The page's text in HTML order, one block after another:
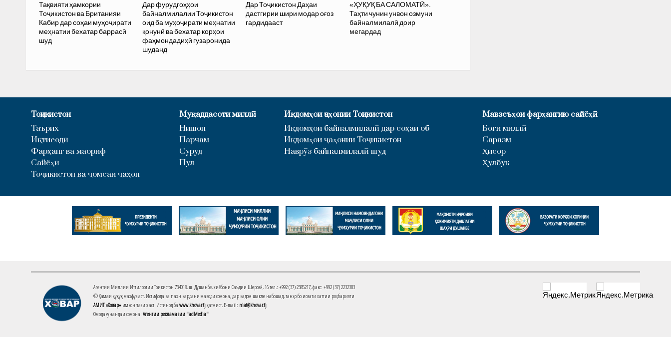
Тақвияти ҳамкории
Тоҷикистон ва Британияи
Кабир дар соҳаи муҳоҷирати
меҳнатии бехатар баррасӣ
шуд
Дар фурудгоҳҳои
байналмилалии Тоҷикистон
оид ба муҳоҷирати меҳнатии
қонунӣ ва бехатар корҳои
фаҳмондадиҳӣ гузаронида
шуданд
Дар Тоҷикистон Даҳаи
дастгирии шири модар оғоз
гардидааст
«ҲУҚУҚ БА САЛОМАТӢ».
Таҳти чунин унвон озмуни
байналмилалӣ доир
мегардад
Тоҷикистон
Таърих
Иқтисодӣ
Фарҳанг ва маориф
Сайёҳӣ
Тоҷикистон ва ҷомеаи ҷаҳон
Муқаддасоти миллӣ
Нишон
Парчам
Суруд
Пул
Иқдомҳои ҷаҳонии Тоҷикистон
Иқдомҳои байналмилалӣ дар соҳаи об
Иқдомҳои ҷаҳонии Тоҷикистон
Наврӯз байналмилалӣ шуд
Мавзеъҳои фарҳангию сайёҳӣ
Боғи миллӣ
Саразм
Ҳисор
Ҳулбук
Агентии Миллии Иттилоотии Тоҷикистон 734018. ш. Душанбе, хиёбони Саъдии Шерозӣ, 16 тел.: +992 (37) 2385217, факс: +992 (37) 2232383
© Ҳамаи ҳуқуқ маҳфуз аст. Истифода ва паҳн кардани маводи сомона, дар кадом шакле набошад, танҳо бо иҷозати хаттии роҳбарияти
АМИТ «Ховар» имконпазир аст. Истинод ба www.khovar.tjҳатмист. E-mail: niat@khovar.tj
Омодакунандаи сомона: Агентии рекламавии "adMedia"